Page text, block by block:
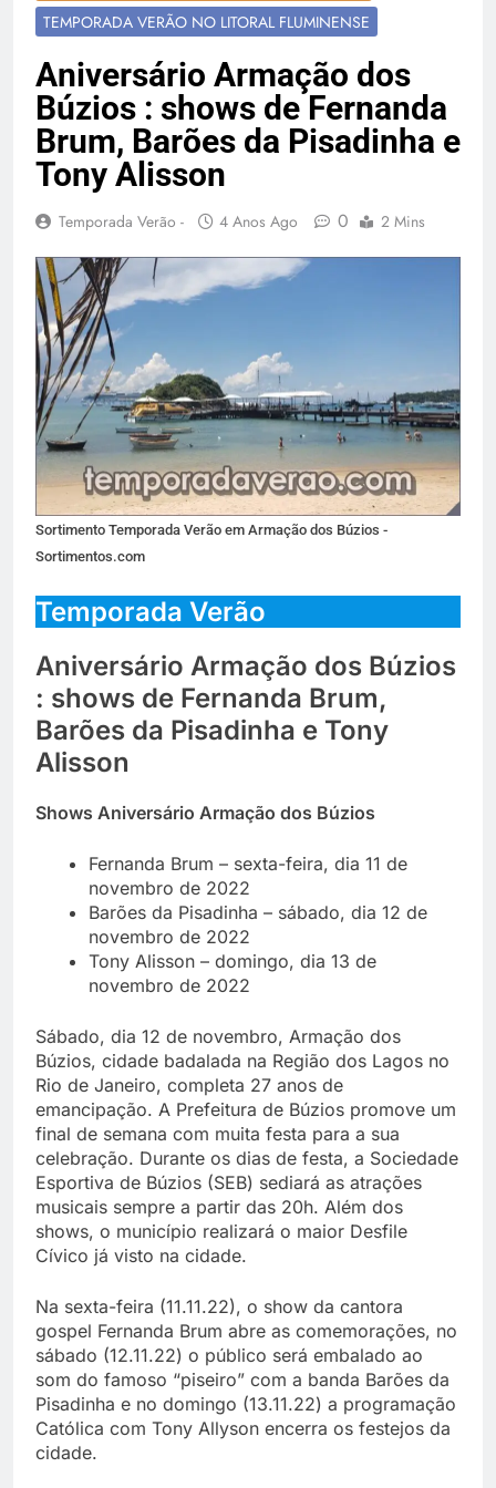
Temporada Verão 2027
TEMPORADA VERÃO NO LITORAL FLUMINENSE
Aniversário Armação dos
Búzios : shows de Fernanda
Brum, Barões da Pisadinha e
Tony Alisson
Temporada Verão - 4 Anos Ago 0 2 Mins
Sortimento Temporada Verão em Armação dos Búzios -
Sortimentos.com
Temporada Verão
Aniversário Armação dos Búzios
: shows de Fernanda Brum,
Barões da Pisadinha e Tony
Alisson
Shows Aniversário Armação dos Búzios
Fernanda Brum – sexta-feira, dia 11 de
novembro de 2022
Barões da Pisadinha – sábado, dia 12 de
novembro de 2022
Tony Alisson – domingo, dia 13 de
novembro de 2022
Sábado, dia 12 de novembro, Armação dos
Búzios, cidade badalada na Região dos Lagos no
Rio de Janeiro, completa 27 anos de
emancipação. A Prefeitura de Búzios promove um
final de semana com muita festa para a sua
celebração. Durante os dias de festa, a Sociedade
Esportiva de Búzios (SEB) sediará as atrações
musicais sempre a partir das 20h. Além dos
shows, o município realizará o maior Desfile
Cívico já visto na cidade.
Na sexta-feira (11.11.22), o show da cantora
gospel Fernanda Brum abre as comemorações, no
sábado (12.11.22) o público será embalado ao
som do famoso “piseiro” com a banda Barões da
Pisadinha e no domingo (13.11.22) a programação
Católica com Tony Allyson encerra os festejos da
cidade.